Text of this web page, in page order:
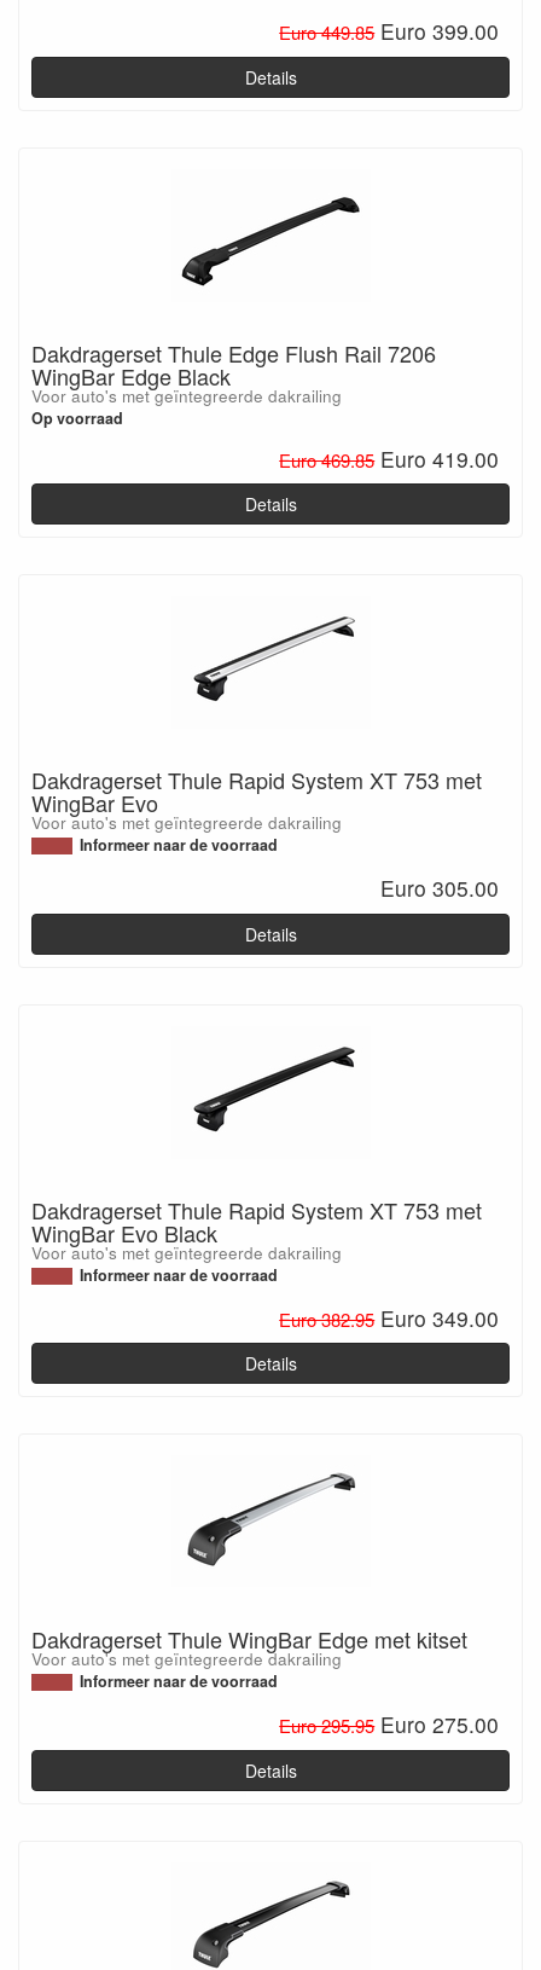
Euro 449.85 Euro 399.00
Details
Dakdragerset Thule Edge Flush Rail 7206
WingBar Edge Black
Voor auto's met geïntegreerde dakrailing
Op voorraad
Euro 469.85 Euro 419.00
Details
Dakdragerset Thule Rapid System XT 753 met
WingBar Evo
Voor auto's met geïntegreerde dakrailing
Informeer naar de voorraad
Euro 305.00
Details
Dakdragerset Thule Rapid System XT 753 met
WingBar Evo Black
Voor auto's met geïntegreerde dakrailing
Informeer naar de voorraad
Euro 382.95 Euro 349.00
Details
Dakdragerset Thule WingBar Edge met kitset
Voor auto's met geïntegreerde dakrailing
Informeer naar de voorraad
Euro 295.95 Euro 275.00
Details